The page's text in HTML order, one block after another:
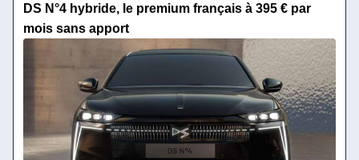
DS N°4 hybride, le premium français à 395 € par
mois sans apport